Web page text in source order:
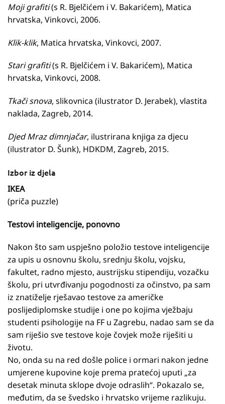
Moji grafiti(s R. Bjelčićem i V. Bakarićem), Matica
hrvatska, Vinkovci, 2006.
Klik-klik, Matica hrvatska, Vinkovci, 2007.
Stari grafiti(s R. Bjelčićem i V. Bakarićem), Matica
hrvatska, Vinkovci, 2008.
Tkači snova, slikovnica (ilustrator D. Jerabek), vlastita
naklada, Zagreb, 2014.
Djed Mraz dimnjačar, ilustrirana knjiga za djecu
(ilustrator D. Šunk), HDKDM, Zagreb, 2015.
Izbor iz djela
IKEA
(priča puzzle)
Testovi inteligencije, ponovno
Nakon što sam uspješno položio testove inteligencije
za upis u osnovnu školu, srednju školu, vojsku,
fakultet, radno mjesto, austrijsku stipendiju, vozačku
školu, pri utvrđivanju pogodnosti za očinstvo, pa sam
iz znatiželje rješavao testove za američke
poslijediplomske studije i one po kojima vježbaju
studenti psihologije na FF u Zagrebu, nadao sam se da
sam riješio sve testove koje čovjek može riješiti u
životu.
No, onda su na red došle police i ormari nakon jedne
umjerene kupovine koje prema pratećoj uputi „za
desetak minuta sklope dvoje odraslih“. Pokazalo se,
međutim, da se švedsko i hrvatsko vrijeme razlikuju.